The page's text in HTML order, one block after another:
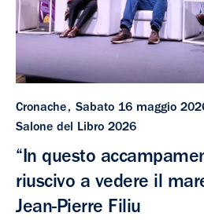
Cronache
Sabato 16 maggio
Salone del Libro 2026
“In questo
riuscivo a vedere il
Jean-Pierre Filiu